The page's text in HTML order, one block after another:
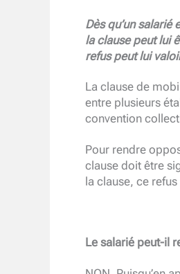
Dès qu’un
la clause peut lui
refus peut lui
La clause de
entre plusieurs
convention
Pour rendre
clause doit être
la clause, ce
Le salarié peut-il